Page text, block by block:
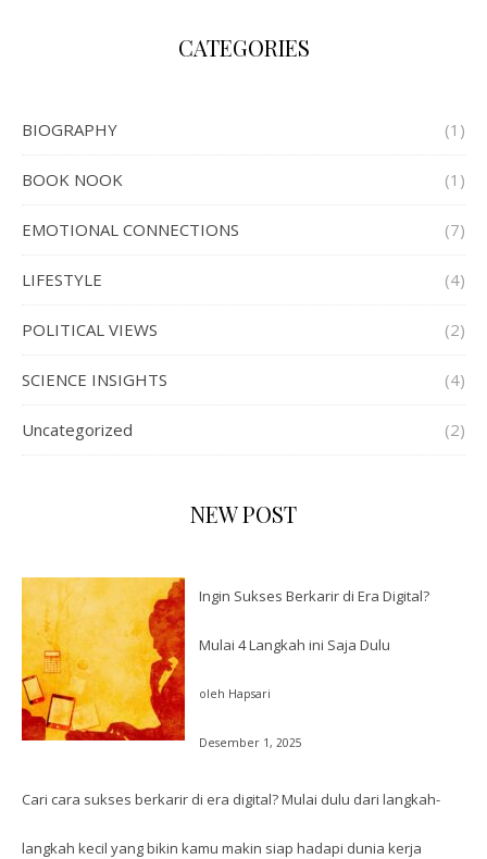
CATEGORIES
BIOGRAPHY (1)
BOOK NOOK (1)
EMOTIONAL CONNECTIONS (7)
LIFESTYLE (4)
POLITICAL VIEWS (2)
SCIENCE INSIGHTS (4)
Uncategorized (2)
NEW POST
Ingin Sukses Berkarir di Era Digital?
Mulai 4 Langkah ini Saja Dulu
oleh Hapsari
Desember 1, 2025
Cari cara sukses berkarir di era digital? Mulai dulu dari langkah-
langkah kecil yang bikin kamu makin siap hadapi dunia kerja